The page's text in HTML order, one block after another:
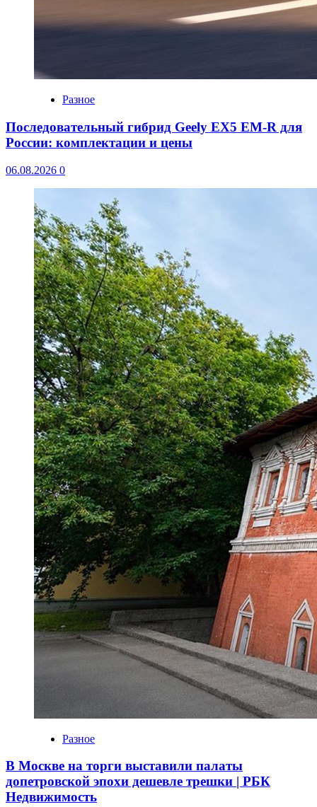
Разное
Последовательный гибрид Geely EX5 EM-R для
России: комплектации и цены
06.08.2026 0
Разное
В Москве на торги выставили палаты
допетровской эпохи дешевле трешки | РБК
Недвижимость